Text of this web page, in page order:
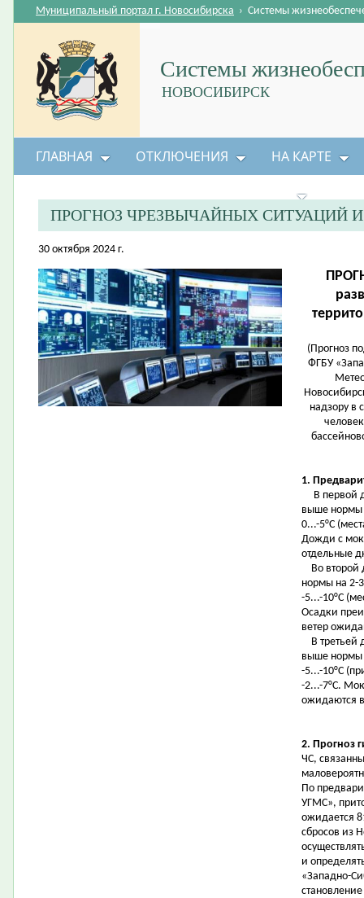
Системы
НОВОСИБИРСК
Муниципальный портал г. Новосибирска › Системы
ГЛАВНАЯ ОТКЛЮЧЕНИЯ НА КАРТЕ
ПРОГНОЗ ЧРЕЗВЫЧАЙНЫХ СИТУАЦИЙ
30 октября 2024 г.
(Прогноз
ФГБУ
надзору в
1.
В первой
выше нормы
0...-5°С
Дожди с
отдельные
Во второй
нормы на 2-
-5...-10°С
Осадки
ветер
В третьей
выше нормы
-5...-10°С
-2...-7°С.
ожидаются
2. Прогноз
ЧС,
По
УГМС»,
ожидается
сбросов из
и
«Западно-